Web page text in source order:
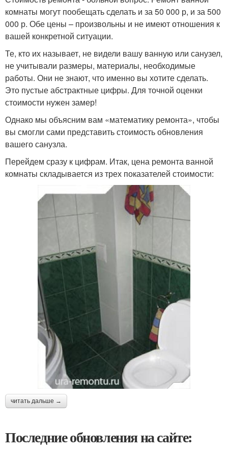
комнаты могут пообещать сделать и за 50 000 р, и за 500
000 р. Обе цены – произвольны и не имеют отношения к
вашей конкретной ситуации.
Те, кто их называет, не видели вашу ванную или санузел,
не учитывали размеры, материалы, необходимые
работы. Они не знают, что именно вы хотите сделать.
Это пустые абстрактные цифры. Для точной оценки
стоимости нужен замер!
Однако мы объясним вам «математику ремонта», чтобы
вы смогли сами представить стоимость обновления
вашего санузла.
Перейдем сразу к цифрам. Итак, цена ремонта ванной
комнаты складывается из трех показателей стоимости:
читать дальше →
Последние обновления на сайте: